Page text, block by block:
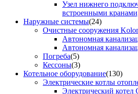
Узел нижнего
встроенными
Наружные системы(24)
Очистные сооружения
Автономная
Автономная
Погреба(5)
Кессоны(3)
Котельное оборудование(130)
Электрические котлы
Электрический котел